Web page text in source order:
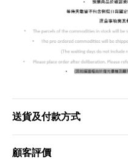
送貨及付款方式
顧客評價